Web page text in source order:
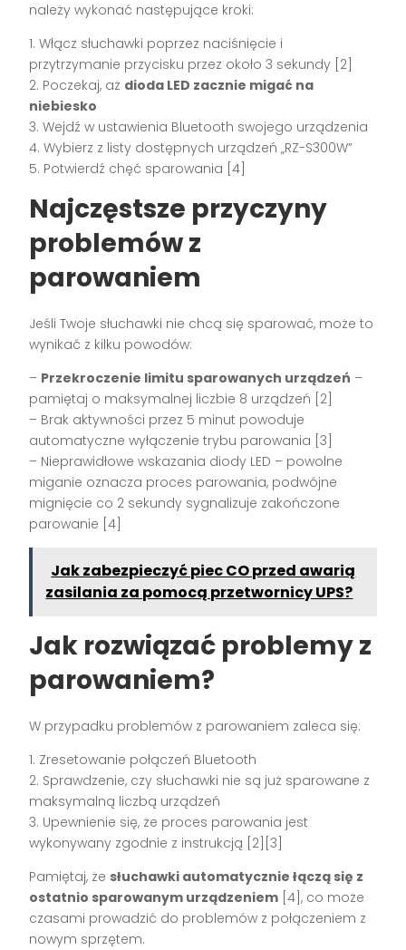
należy wykonać następujące kroki:
1. Włącz słuchawki poprzez naciśnięcie i
przytrzymanie przycisku przez około 3 sekundy [2]
2. Poczekaj, aż dioda LED zacznie migać na
niebiesko
3. Wejdź w ustawienia Bluetooth swojego urządzenia
4. Wybierz z listy dostępnych urządzeń „RZ-S300W”
5. Potwierdź chęć sparowania [4]
Najczęstsze przyczyny
problemów z
parowaniem
Jeśli Twoje słuchawki nie chcą się sparować, może to
wynikać z kilku powodów:
– Przekroczenie limitu sparowanych urządzeń –
pamiętaj o maksymalnej liczbie 8 urządzeń [2]
– Brak aktywności przez 5 minut powoduje
automatyczne wyłączenie trybu parowania [3]
– Nieprawidłowe wskazania diody LED – powolne
miganie oznacza proces parowania, podwójne
mignięcie co 2 sekundy sygnalizuje zakończone
parowanie [4]
Jak zabezpieczyć piec CO przed awarią
zasilania za pomocą przetwornicy UPS?
Jak rozwiązać problemy z
parowaniem?
W przypadku problemów z parowaniem zaleca się:
1. Zresetowanie połączeń Bluetooth
2. Sprawdzenie, czy słuchawki nie są już sparowane z
maksymalną liczbą urządzeń
3. Upewnienie się, że proces parowania jest
wykonywany zgodnie z instrukcją [2][3]
Pamiętaj, że słuchawki automatycznie łączą się z
ostatnio sparowanym urządzeniem [4], co może
czasami prowadzić do problemów z połączeniem z
nowym sprzętem.